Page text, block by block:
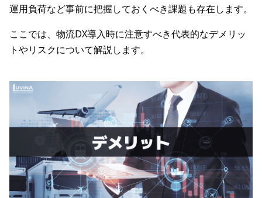
運用負荷など事前に把握しておくべき課題も存在します。
ここでは、物流DX導入時に注意すべき代表的なデメリッ
トやリスクについて解説します。